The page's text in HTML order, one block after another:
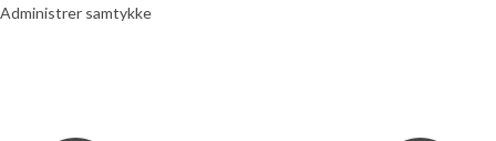
Administrer samtykke